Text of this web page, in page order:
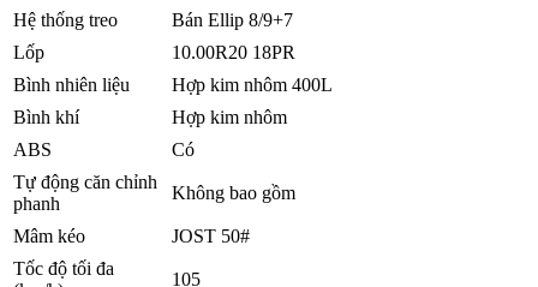
Hệ thống treo
Bán Ellip 8/9+7
Lốp
10.00R20 18PR
Bình nhiên liệu
Hợp kim nhôm 400L
Bình khí
Hợp kim nhôm
ABS
Có
Tự động căn chỉnh
phanh
Không bao gồm
Mâm kéo
JOST 50#
Tốc độ tối đa
105